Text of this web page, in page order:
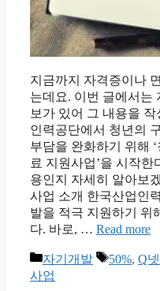
지금까지 자격증이나
는데요. 이번 글에서는
보가 있어 그 내용을
인력공단에서 청년의
부담을 완화하기 위해
료 지원사업’을 시작
용인지 자세히 알아보
사업 소개 한국산업인
발을 적극 지원하기 위
다. 바로, … Read more
카
테
자기개발
태
50%, Q넷
사업